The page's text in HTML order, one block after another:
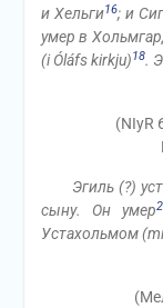
и Хельги16; и
умер в
(i Óláfs kirkju)18.
(NIyR
Эгиль (?)
сыну. Он умер
Устахольмом